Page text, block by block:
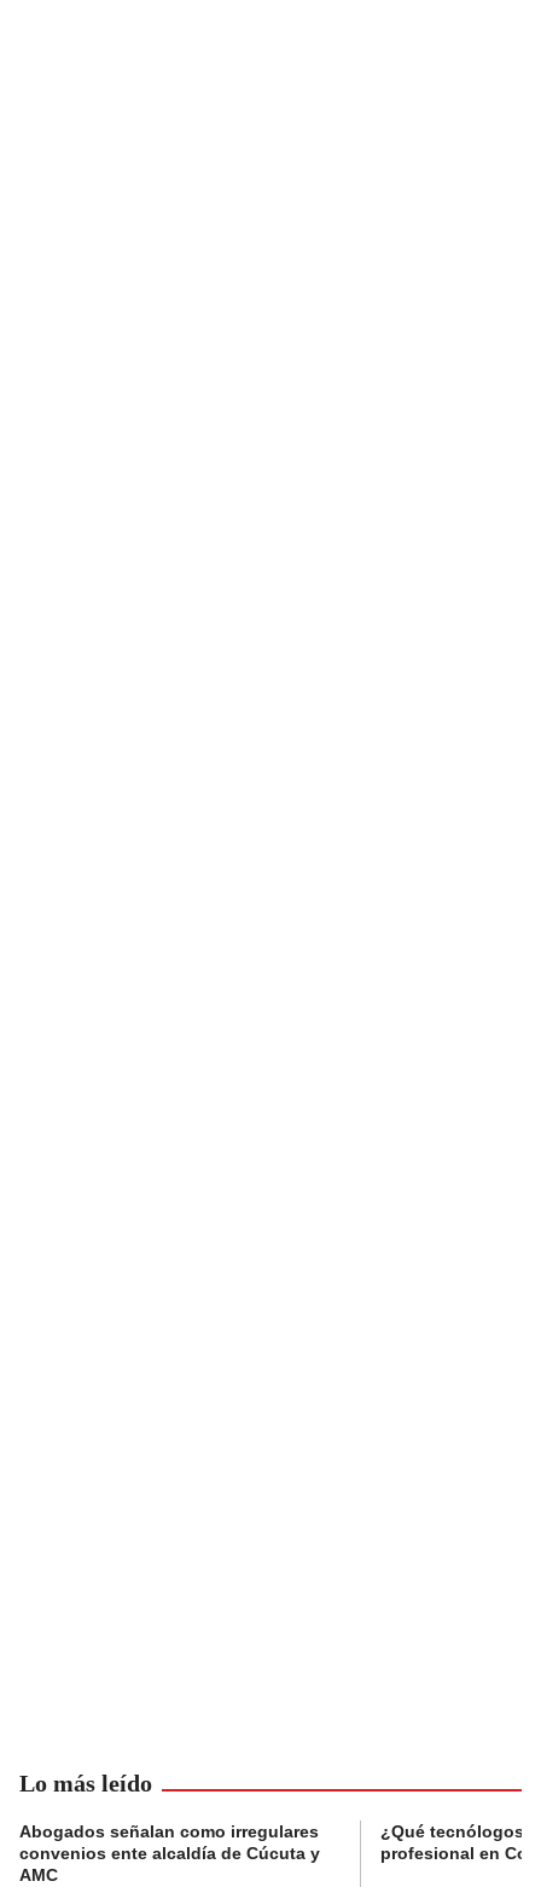
Lo más leído
Abogados señalan como irregulares
convenios ente alcaldía de Cúcuta y
AMC
¿Qué tecnólogos
profesional en